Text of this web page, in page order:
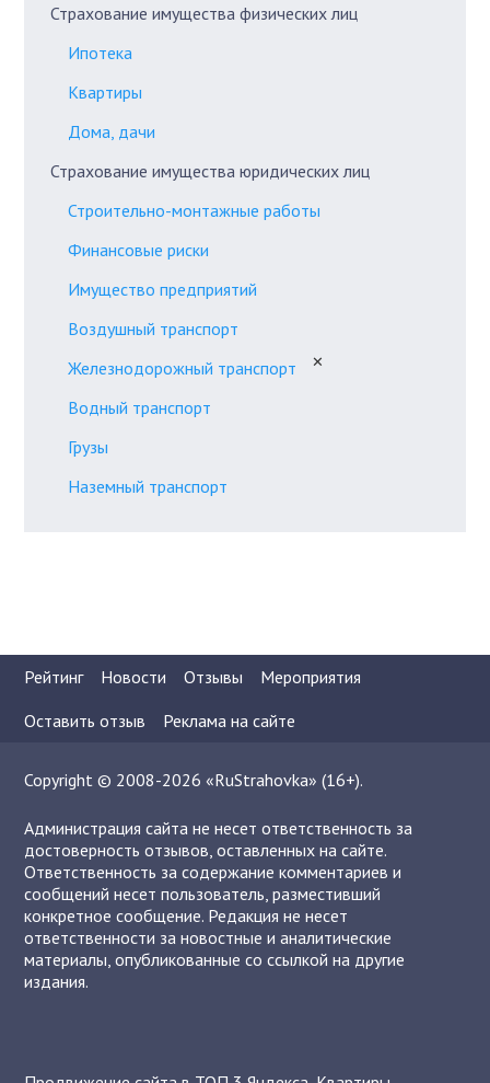
Страхование имущества физических лиц
Ипотека
Квартиры
Дома, дачи
Страхование имущества юридических лиц
Строительно-монтажные работы
Финансовые риски
Имущество предприятий
Воздушный транспорт
Железнодорожный транспорт
✕
Водный транспорт
Грузы
Наземный транспорт
Рейтинг Новости Отзывы
Мероприятия
Оставить отзыв
Реклама на сайте
Copyright © 2008-2026 «RuStrahovka» (16+).
Администрация сайта не несет ответственность за
достоверность отзывов, оставленных на сайте.
Ответственность за содержание комментариев и
сообщений несет пользователь, разместивший
конкретное сообщение. Редакция не несет
ответственности за новостные и аналитические
материалы, опубликованные со ссылкой на другие
издания.